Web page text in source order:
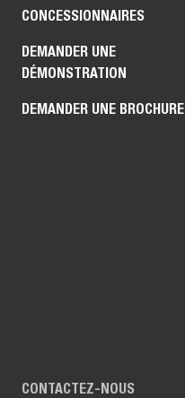
CONCESSIONNAIRES
DEMANDER UNE
DÉMONSTRATION
DEMANDER UNE BROCHURE
CONTACTEZ-NOUS